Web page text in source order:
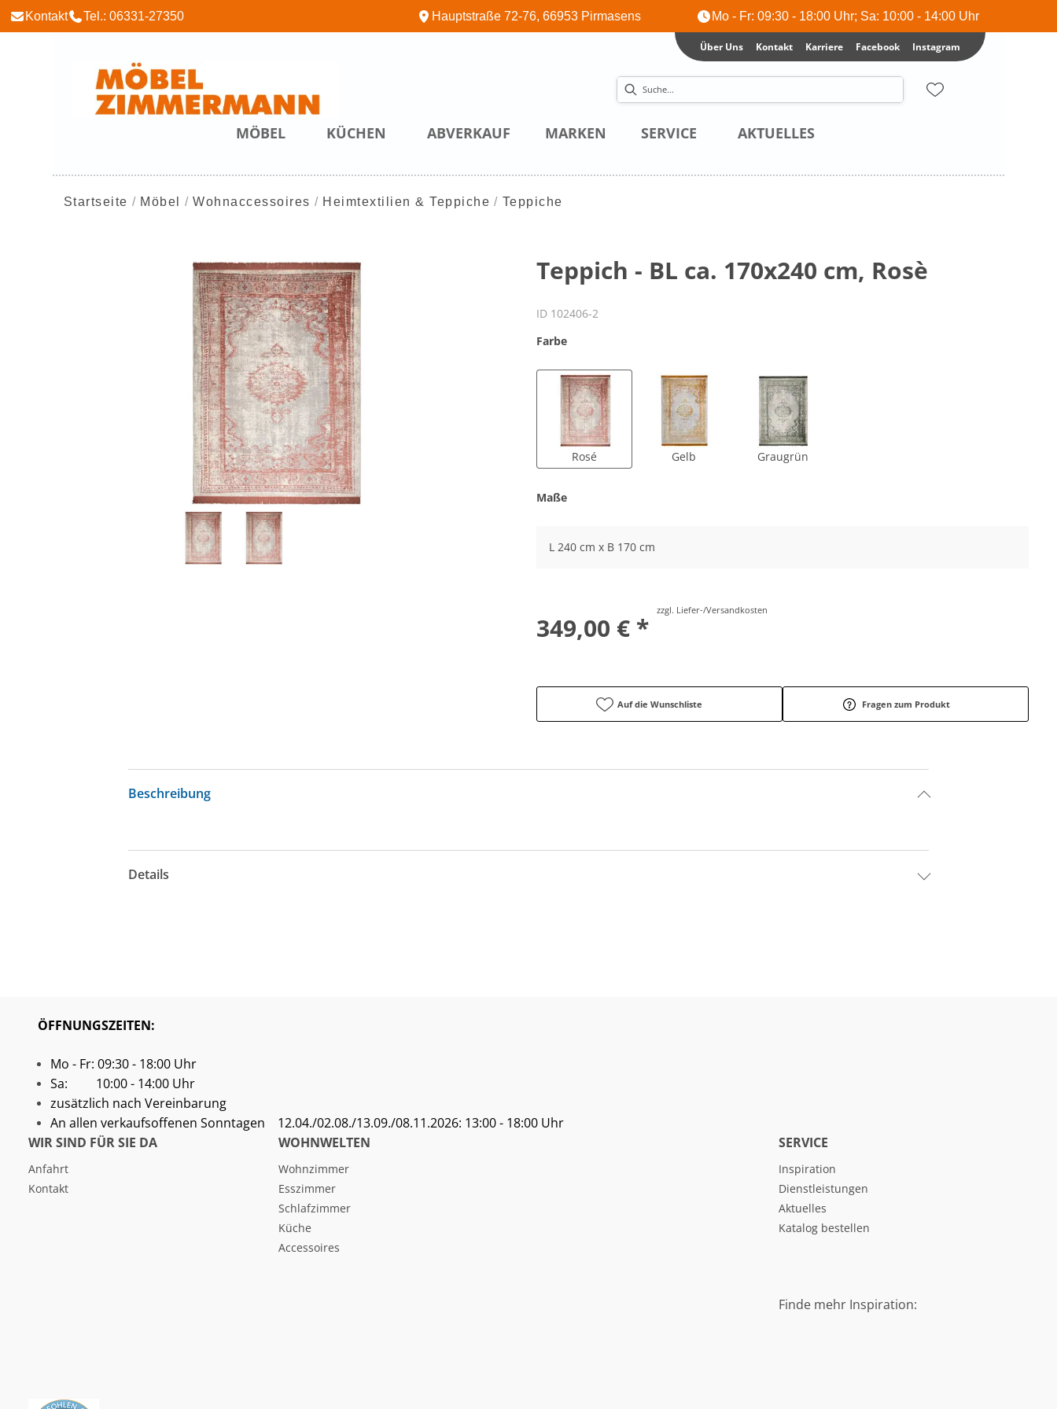
Kontakt Tel.: 06331-27350 Hauptstraße 72-76, 66953 Pirmasens Mo - Fr: 09:30 - 18:00 Uhr; Sa: 10:00 - 14:00 Uhr
Über Uns Kontakt Karriere Facebook Instagram
MÖBEL KÜCHEN ABVERKAUF MARKEN SERVICE AKTUELLES
Startseite Möbel Wohnaccessoires Heimtextilien & Teppiche Teppiche
Teppich - BL ca. 170x240 cm, Rosè
ID 102406-2
Farbe
Rosé Gelb Graugrün
Maße
L 240 cm x B 170 cm
349,00 € *
zzgl. Liefer-/Versandkosten
Auf die Wunschliste Fragen zum Produkt
Beschreibung
Details
ÖFFNUNGSZEITEN:
Mo - Fr: 09:30 - 18:00 Uhr
Sa: 10:00 - 14:00 Uhr
zusätzlich nach Vereinbarung
An allen verkaufsoffenen Sonntagen
12.04./02.08./13.09./08.11.2026: 13:00 - 18:00 Uhr
WIR SIND FÜR SIE DA
Anfahrt
Kontakt
WOHNWELTEN
Wohnzimmer
Esszimmer
Schlafzimmer
Küche
Accessoires
SERVICE
Inspiration
Dienstleistungen
Aktuelles
Katalog bestellen
Finde mehr Inspiration: